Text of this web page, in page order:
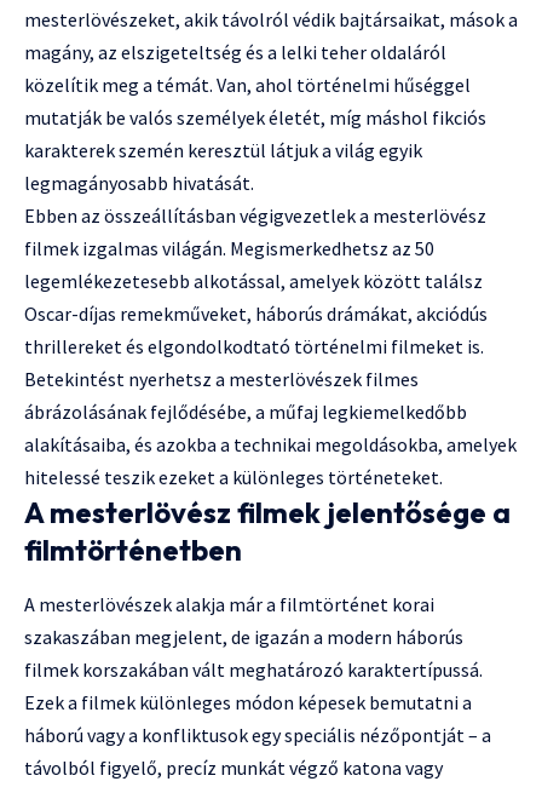
mesterlövészeket, akik távolról védik bajtársaikat, mások a
magány, az elszigeteltség és a lelki teher oldaláról
közelítik meg a témát. Van, ahol történelmi hűséggel
mutatják be valós személyek életét, míg máshol fikciós
karakterek szemén keresztül látjuk a világ egyik
legmagányosabb hivatását.
Ebben az összeállításban végigvezetlek a mesterlövész
filmek izgalmas világán. Megismerkedhetsz az 50
legemlékezetesebb alkotással, amelyek között találsz
Oscar-díjas remekműveket, háborús drámákat, akciódús
thrillereket és elgondolkodtató történelmi filmeket is.
Betekintést nyerhetsz a mesterlövészek filmes
ábrázolásának fejlődésébe, a műfaj legkiemelkedőbb
alakításaiba, és azokba a technikai megoldásokba, amelyek
hitelessé teszik ezeket a különleges történeteket.
A mesterlövész filmek jelentősége a
filmtörténetben
A mesterlövészek alakja már a filmtörténet korai
szakaszában megjelent, de igazán a modern háborús
filmek korszakában vált meghatározó karaktertípussá.
Ezek a filmek különleges módon képesek bemutatni a
háború vagy a konfliktusok egy speciális nézőpontját – a
távolból figyelő, precíz munkát végző katona vagy